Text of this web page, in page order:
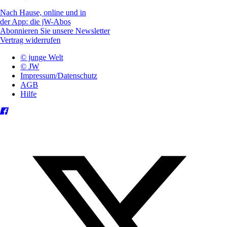
Nach Hause, online und in
der App: die jW-Abos
Abonnieren Sie unsere Newsletter
Vertrag widerrufen
© junge Welt
© JW
Impressum/Datenschutz
AGB
Hilfe